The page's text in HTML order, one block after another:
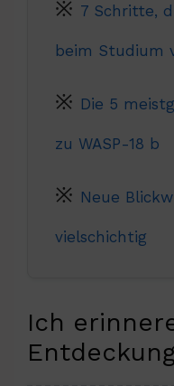
7 Schritte,
beim Studium
Die 5
zu WASP-18 b
Neue
vielschichtig
Ich